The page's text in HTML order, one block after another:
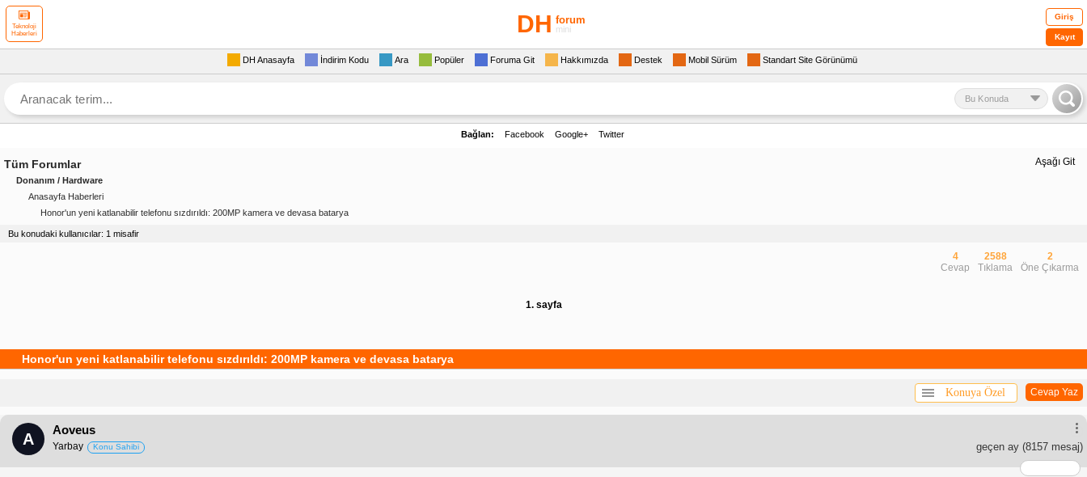
Teknoloji
Haberleri
DH forum
mini
Giriş
Kayıt
DH Anasayfa İndirim Kodu Ara Popüler Foruma Git Hakkımızda Destek Mobil Sürüm Standart Site Görünümü
Bu Konuda
Bağlan: Facebook Google+ Twitter
Aşağı Git
Tüm Forumlar
Donanım / Hardware
Anasayfa Haberleri
Honor'un yeni katlanabilir telefonu sızdırıldı: 200MP kamera ve devasa batarya
Bu konudaki kullanıcılar: 1 misafir
4
Cevap
2588
Tıklama
2
Öne Çıkarma
1. sayfa
Honor'un yeni katlanabilir telefonu sızdırıldı: 200MP kamera ve devasa batarya
Cevap Yaz
Konuya Özel
A
Aoveus
geçen ay (8157 mesaj)
Yarbay Konu Sahibi